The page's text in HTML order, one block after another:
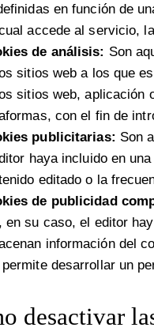
en función de
accede al servicio,
de análisis: Son
sitios web a los que
sitios web, aplicación
con el fin de
publicitarias: Son
haya incluido en
editado o la
de publicidad
en su caso, el editor
información del
permite desarrollar un
desactivar